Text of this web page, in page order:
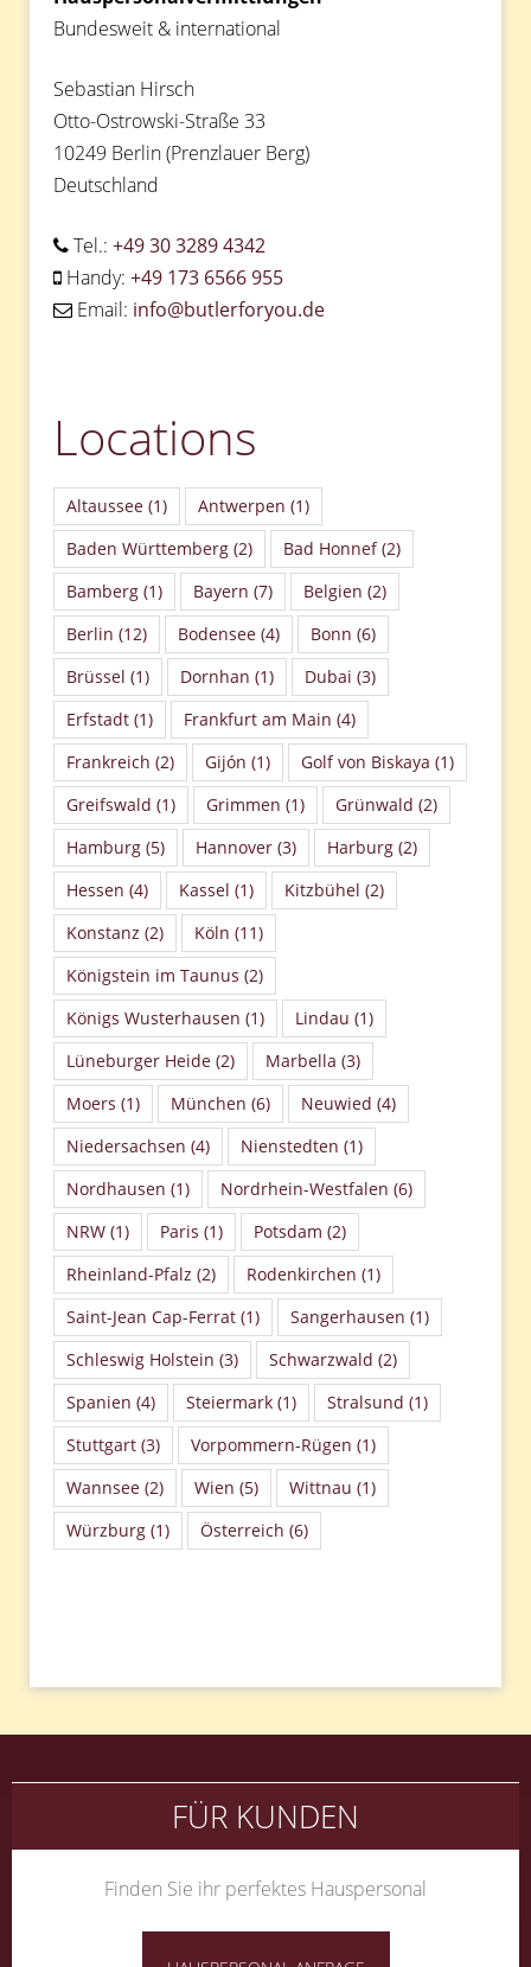
Bundesweit & international
Sebastian Hirsch
Otto-Ostrowski-Straße 33
10249 Berlin (Prenzlauer Berg)
Deutschland
Tel.: +49 30 3289 4342
Handy: +49 173 6566 955
Email: info@butlerforyou.de
Locations
Altaussee (1) Antwerpen (1)
Baden Württemberg (2) Bad Honnef(2)
Bamberg (1) Bayern (7) Belgien (2)
Berlin (12) Bodensee (4) Bonn (6)
Brüssel (1) Dornhan (1) Dubai (3)
Erfstadt (1) Frankfurt am Main (4)
Frankreich (2) Gijón (1) Golf von Biskaya (1)
Greifswald (1) Grimmen (1) Grünwald (2)
Hamburg (5) Hannover (3) Harburg (2)
Hessen (4) Kassel (1) Kitzbühel (2)
Konstanz (2) Köln (11)
Königstein im Taunus (2)
Königs Wusterhausen (1) Lindau (1)
Lüneburger Heide (2) Marbella (3)
Moers (1) München (6) Neuwied (4)
Niedersachsen (4) Nienstedten (1)
Nordhausen (1) Nordrhein-Westfalen (6)
NRW (1) Paris (1) Potsdam (2)
Rheinland-Pfalz (2) Rodenkirchen (1)
Saint-Jean Cap-Ferrat (1) Sangerhausen (1)
Schleswig Holstein (3) Schwarzwald (2)
Spanien (4) Steiermark (1) Stralsund (1)
Stuttgart (3) Vorpommern-Rügen (1)
Wannsee (2) Wien (5) Wittnau (1)
Würzburg (1) Österreich (6)
FÜR KUNDEN
Finden Sie ihr perfektes Hauspersonal